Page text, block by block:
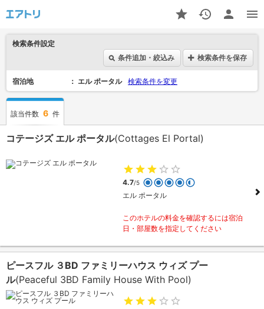
検索条件設定
条件追加・絞込み
検索条件を保存
宿泊地 エル ポータル 検索条件を変更
該当件数 6 件
コテージズ エル ポータル(Cottages El Portal)
4.7/5
エル ポータル
このホテルの料金を確認するには宿泊
日・部屋数を指定してください
ピースフル ３BD ファミリーハウス ウィズ プー
ル(Peaceful 3BD Family House With Pool)